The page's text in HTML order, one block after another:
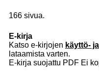
166 sivua.
E-kirja
Katso e-kirjojen käyttö-
lataamista varten.
E-kirja suojattu PDF Ei